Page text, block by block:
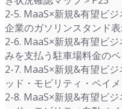
2-5. MaaS×新規&有望ビ
企業のガソリンスタンド
2-6. MaaS×新規&有望ビ
みを支払う駐車場料金の
2-7. MaaS×新規&有望ビ
ッド・モビリティ・ペイ
2-8. MaaS×新規&有望ビ